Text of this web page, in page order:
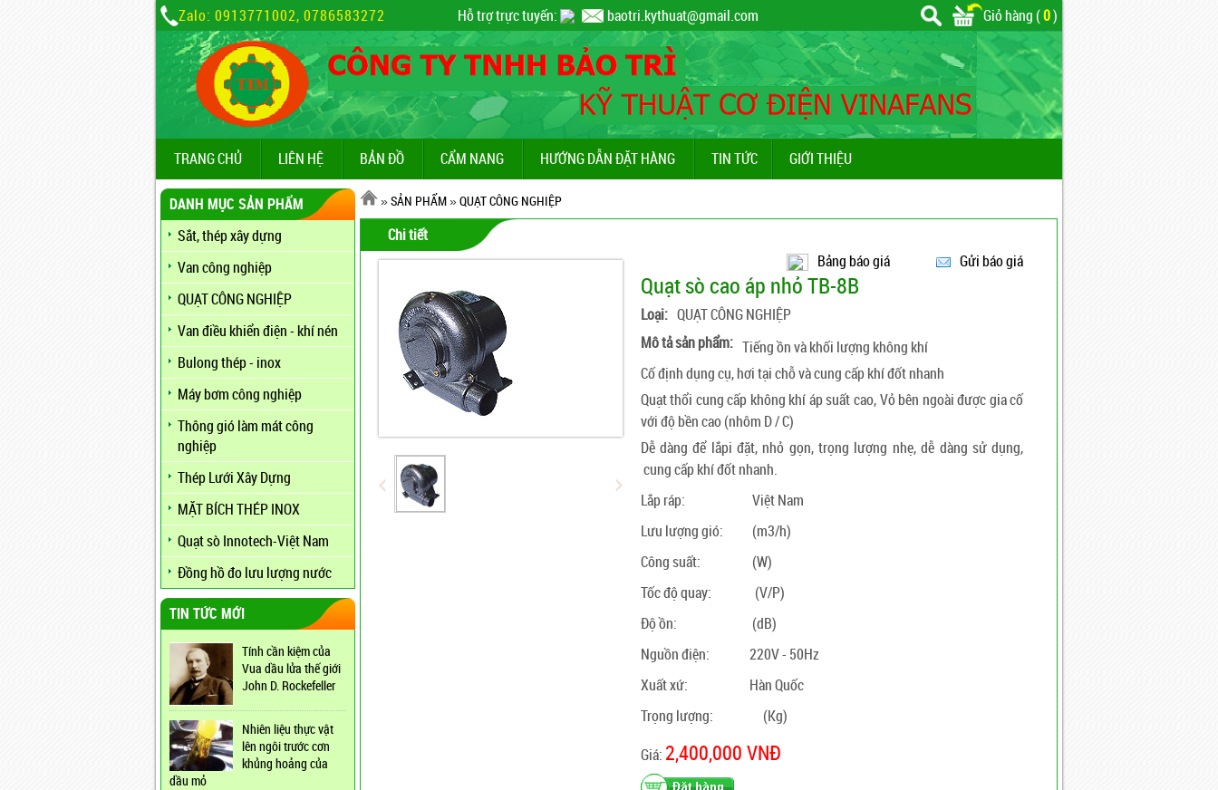
Zalo: 0913771002, 0786583272 Hỗ trợ trực tuyến: baotri.kythuat@gmail.com Giỏ hàng (0)
TRANG CHỦ LIÊN HỆ BẢN ĐỒ CẨM NANG HƯỚNG DẪN ĐẶT HÀNG TIN TỨC GIỚI THIỆU
DANH MỤC SẢN PHẨM
Sắt, thép xây dựng
Van công nghiệp
QUẠT CÔNG NGHIỆP
Van điều khiển điện - khí nén
Bulong thép - inox
Máy bơm công nghiệp
Thông gió làm mát công
nghiệp
Thép Lưới Xây Dựng
MẶT BÍCH THÉP INOX
Quạt sò Innotech-Việt Nam
Đồng hồ đo lưu lượng nước
TIN TỨC MỚI
Tính cần kiệm của
Vua dầu lửa thế giới
John D. Rockefeller
Nhiên liệu thực vật
lên ngôi trước cơn
khủng hoảng của
dầu mỏ
»SẢN PHẨM»QUẠT CÔNG NGHIỆP
Chi tiết
Bảng báo giá
Gửi báo giá
Quạt sò cao áp nhỏ TB-8B
Loại: QUẠT CÔNG NGHIỆP
Mô tả sản phẩm: Tiếng ồn và khối lượng không khí
Cố định dụng cụ, hơi tại chỗ và cung cấp khí đốt nhanh
Quạt thổi cung cấp không khí áp suất cao, Vỏ bên ngoài được gia cố
với độ bền cao (nhôm D / C)
Dễ dàng để lắpi đặt, nhỏ gọn, trọng lượng nhẹ, dễ dàng sử dụng,
cung cấp khí đốt nhanh.
Lắp ráp:
Việt Nam
Lưu lượng gió:
(m3/h)
Công suất:
(W)
Tốc độ quay:
(V/P)
Độ ồn:
(dB)
Nguồn điện:
220V - 50Hz
Xuất xứ:
Hàn Quốc
Trọng lượng:
(Kg)
Giá: 2,400,000 VNĐ